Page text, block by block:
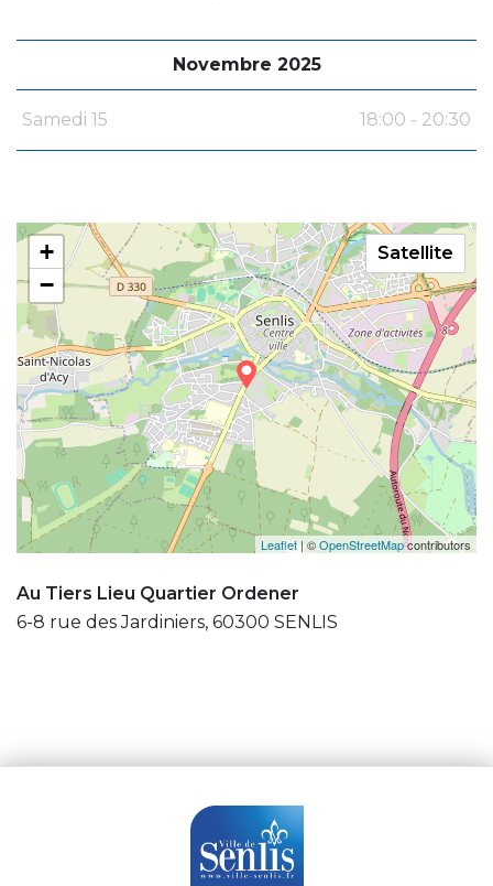
Novembre 2025
Samedi 15 18:00 - 20:30
+
−
Leaflet | ©OpenStreetMapcontributors
Satellite
Au Tiers Lieu Quartier Ordener
6-8 rue des Jardiniers, 60300 SENLIS